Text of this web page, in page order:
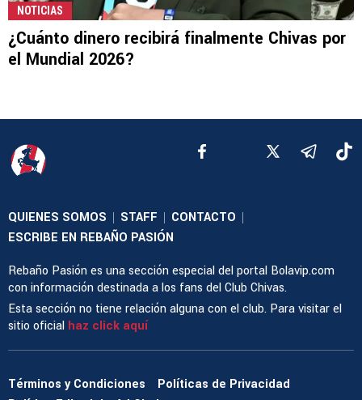
NOTICIAS
¿Cuánto dinero recibirá finalmente Chivas por
el Mundial 2026?
QUIENES SOMOS STAFF CONTACTO
ESCRIBE EN REBAÑO PASIÓN
Rebaño Pasión es una sección especial del portal Bolavip.com
con información destinada a los fans del Club Chivas.
Esta sección no tiene relación alguna con el club. Para visitar el
sitio oficial haz click aquí
Términos y Condiciones
Políticas de Privacidad